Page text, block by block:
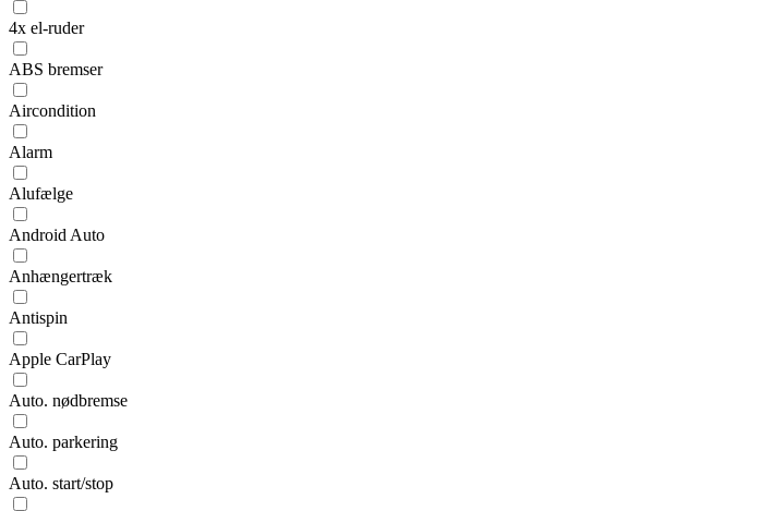
4x el-ruder
ABS bremser
Aircondition
Alarm
Alufælge
Android Auto
Anhængertræk
Antispin
Apple CarPlay
Auto. nødbremse
Auto. parkering
Auto. start/stop